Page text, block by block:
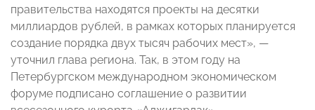
правительства находятся проекты на десятки
миллиардов рублей, в рамках которых планируется
создание порядка двух тысяч рабочих мест», —
уточнил глава региона. Так, в этом году на
Петербургском международном экономическом
форуме подписано соглашение о развитии